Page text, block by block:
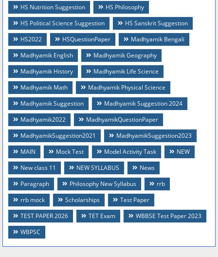
HS Nutrition Suggestion
HS Philosophy
HS Political Science Suggestion
HS Sanskrit Suggestion
HS2022
HSQuestionPaper
Madhyamik Bengali
Madhyamik English
Madhyamik Geography
Madhyamik History
Madhyamik Life Science
Madhyamik Math
Madhyamik Physical Science
Madhyamik Suggestion
Madhyamik Suggestion 2024
Madhyamik2022
MadhyamikQuestionPaper
MadhyamikSuggestion2021
MadhyamikSuggestion2023
MAIN
Mock Test Model Activity Task
NEW
New class 11
NEW SYLLABUS
News
Paragraph
Philosophy New Syllabus
rrb
rrb mock
Scholarships
Test Paper
TEST PAPER 2026
TET Exam
WBBSE Test Paper 2023
WBPSC